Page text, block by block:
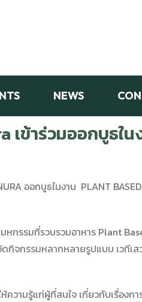
NEWS
ข้าร่วมออกบูธใน
ออกบูธในงาน PLANT BASED
หกรรมที่รวบรวมอาหาร Plant
กิจกรรมหลากหลายรูปแบบ เวทีเส
ห้ความรู้แก่ผู้ที่สนใจ เกี่ยวกับเรื่องกา